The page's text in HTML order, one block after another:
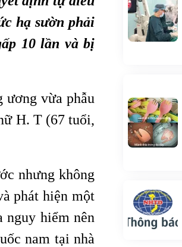
hạ sườn phải
10 lần và bị
ương vừa phẫu
H. T (67 tuổi,
nhưng không
phát hiện một
nguy hiểm nên
nam tại nhà